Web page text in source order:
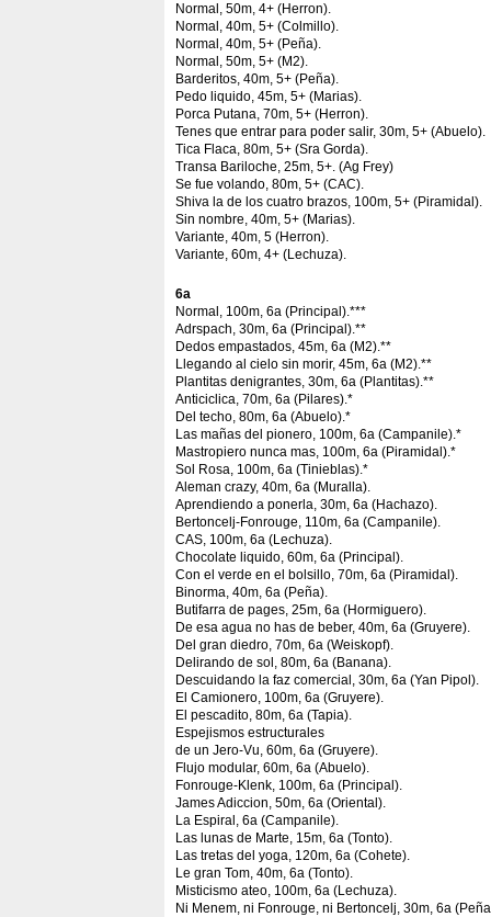
Normal, 50m, 4+ (Herron).
Normal, 40m, 5+ (Colmillo).
Normal, 40m, 5+ (Peña).
Normal, 50m, 5+ (M2).
Barderitos, 40m, 5+ (Peña).
Pedo liquido, 45m, 5+ (Marias).
Porca Putana, 70m, 5+ (Herron).
Tenes que entrar para poder salir, 30m, 5+ (Abuelo).
Tica Flaca, 80m, 5+ (Sra Gorda).
Transa Bariloche, 25m, 5+. (Ag Frey)
Se fue volando, 80m, 5+ (CAC).
Shiva la de los cuatro brazos, 100m, 5+ (Piramidal).
Sin nombre, 40m, 5+ (Marias).
Variante, 40m, 5 (Herron).
Variante, 60m, 4+ (Lechuza).
6a
Normal, 100m, 6a (Principal).***
Adrspach, 30m, 6a (Principal).**
Dedos empastados, 45m, 6a (M2).**
Llegando al cielo sin morir, 45m, 6a (M2).**
Plantitas denigrantes, 30m, 6a (Plantitas).**
Anticiclica, 70m, 6a (Pilares).*
Del techo, 80m, 6a (Abuelo).*
Las mañas del pionero, 100m, 6a (Campanile).*
Mastropiero nunca mas, 100m, 6a (Piramidal).*
Sol Rosa, 100m, 6a (Tinieblas).*
Aleman crazy, 40m, 6a (Muralla).
Aprendiendo a ponerla, 30m, 6a (Hachazo).
Bertoncelj-Fonrouge, 110m, 6a (Campanile).
CAS, 100m, 6a (Lechuza).
Chocolate liquido, 60m, 6a (Principal).
Con el verde en el bolsillo, 70m, 6a (Piramidal).
Binorma, 40m, 6a (Peña).
Butifarra de pages, 25m, 6a (Hormiguero).
De esa agua no has de beber, 40m, 6a (Gruyere).
Del gran diedro, 70m, 6a (Weiskopf).
Delirando de sol, 80m, 6a (Banana).
Descuidando la faz comercial, 30m, 6a (Yan Pipol).
El Camionero, 100m, 6a (Gruyere).
El pescadito, 80m, 6a (Tapia).
Espejismos estructurales
de un Jero-Vu, 60m, 6a (Gruyere).
Flujo modular, 60m, 6a (Abuelo).
Fonrouge-Klenk, 100m, 6a (Principal).
James Adiccion, 50m, 6a (Oriental).
La Espiral, 6a (Campanile).
Las lunas de Marte, 15m, 6a (Tonto).
Las tretas del yoga, 120m, 6a (Cohete).
Le gran Tom, 40m, 6a (Tonto).
Misticismo ateo, 100m, 6a (Lechuza).
Ni Menem, ni Fonrouge, ni Bertoncelj, 30m, 6a